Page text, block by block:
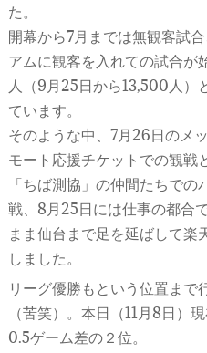
た。
開幕から7月までは無観客試
アムに観客を入れての試合
人（9月25日から13,500人）
ています。
そのような中、7月26日のメ
モート応援チケットでの観戦
「ちば測協」の仲間たちで
戦、8月25日には仕事の都合
まま仙台まで足を延ばして楽
しました。
リーグ優勝もという位置まで
（苦笑）。本日（11月8日）
0.5ゲーム差の２位。